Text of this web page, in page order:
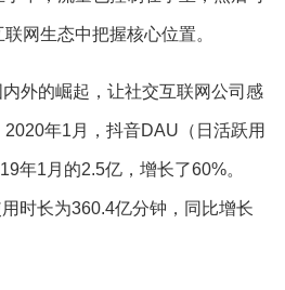
网生态中把握核心位置。
外的崛起，让社交互联网公司感
年1月，抖音DAU（日活跃用
年1月的2.5亿，增长了60%。
时长为360.4亿分钟，同比增长